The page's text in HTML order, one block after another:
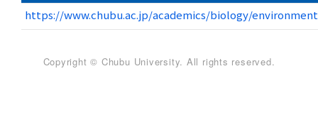
https://www.chubu.ac.jp/academics/biology/
Copyright © Chubu University. All rights reserved.